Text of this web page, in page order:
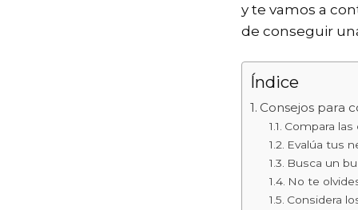
y te vamos a
de conseguir
Índice
Consejos para
Compara
Evalúa tus
Busca un
No te
Considera